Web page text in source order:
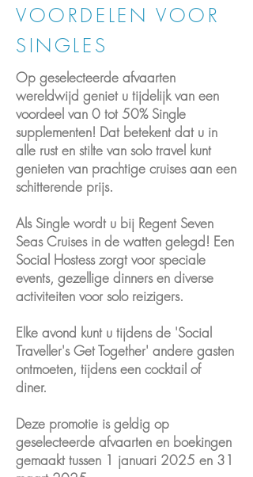
VOORDELEN VOOR
SINGLES
Op geselecteerde afvaarten
wereldwijd geniet u tijdelijk van een
voordeel van 0 tot 50% Single
supplementen! Dat betekent dat u in
alle rust en stilte van solo travel kunt
genieten van prachtige cruises aan een
schitterende prijs.
Als Single wordt u bij Regent Seven
Seas Cruises in de watten gelegd! Een
Social Hostess zorgt voor speciale
events, gezellige dinners en diverse
activiteiten voor solo reizigers.
Elke avond kunt u tijdens de 'Social
Traveller's Get Together' andere gasten
ontmoeten, tijdens een cocktail of
diner.
Deze promotie is geldig op
geselecteerde afvaarten en boekingen
gemaakt tussen 1 januari 2025 en 31